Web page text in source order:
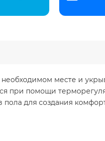
необходимом месте и
при помощи
для создания